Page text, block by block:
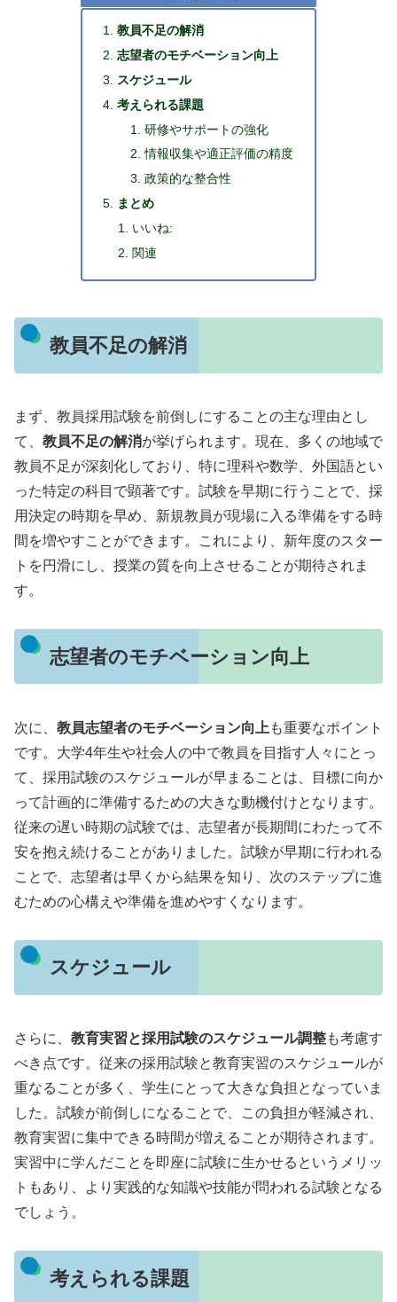
教員不足の解消
志望者のモチベーション向上
スケジュール
考えられる課題
研修やサポートの強化
情報収集や適正評価の精度
政策的な整合性
まとめ
いいね:
関連
教員不足の解消
まず、教員採用試験を前倒しにすることの主な理由とし
て、 教員不足の解消が挙げられます。現在、多くの地域で
教員不足が深刻化しており、特に理科や数学、外国語とい
った特定の科目で顕著です。試験を早期に行うことで、採
用決定の時期を早め、新規教員が現場に入る準備をする時
間を増やすことができます。これにより、新年度のスター
トを円滑にし、授業の質を向上させることが期待されま
す。
志望者のモチベーション向上
次に、 教員志望者のモチベーション向上 も重要なポイント
です。大学4年生や社会人の中で教員を目指す人々にとっ
て、採用試験のスケジュールが早まることは、目標に向か
って計画的に準備するための大きな動機付けとなります。
従来の遅い時期の試験では、志望者が長期間にわたって不
安を抱え続けることがありました。試験が早期に行われる
ことで、志望者は早くから結果を知り、次のステップに進
むための心構えや準備を進めやすくなります。
スケジュール
さらに、 教育実習と採用試験のスケジュール調整も考慮す
べき点です。従来の採用試験と教育実習のスケジュールが
重なることが多く、学生にとって大きな負担となっていま
した。試験が前倒しになることで、この負担が軽減され、
教育実習に集中できる時間が増えることが期待されます。
実習中に学んだことを即座に試験に生かせるというメリッ
トもあり、より実践的な知識や技能が問われる試験となる
でしょう。
考えられる課題